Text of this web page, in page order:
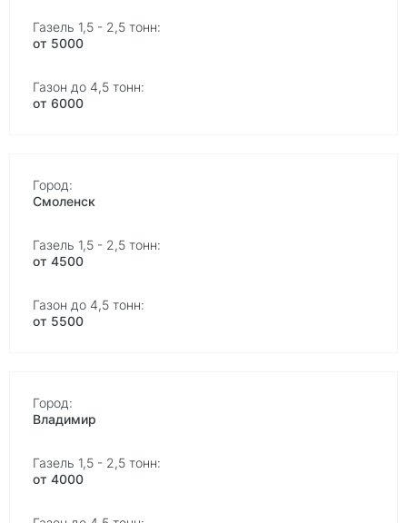
от 5000
от 6000
Смоленск
от 4500
от 5500
Владимир
от 4000